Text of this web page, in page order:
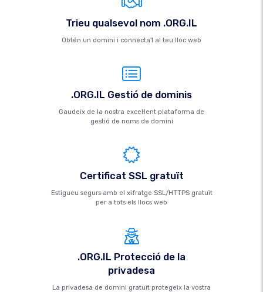
Trieu qualsevol nom .ORG.IL
Obtén un domini i connecta'l al teu lloc web
.ORG.IL Gestió de dominis
Gaudeix de la nostra excel·lent plataforma de
gestió de noms de domini
Certificat SSL gratuït
Estigueu segurs amb el xifratge SSL/HTTPS gratuït
per a tots els llocs web
.ORG.IL Protecció de la
privadesa
La privadesa de domini gratuït protegeix la vostra